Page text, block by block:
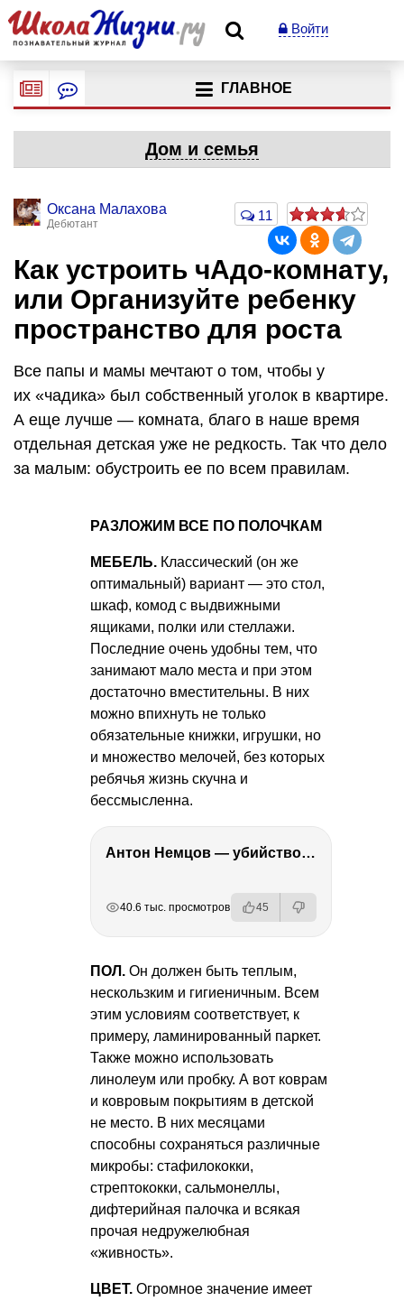
Войти
ГЛАВНОЕ
Дом и семья
Оксана Малахова
Дебютант
11
Как устроить чАдо-комнату,
или Организуйте ребенку
пространство для роста
Все папы и мамы мечтают о том, чтобы у
их «чадика» был собственный уголок в квартире.
А еще лучше — комната, благо в наше время
отдельная детская уже не редкость. Так что дело
за малым: обустроить ее по всем правилам.
РАЗЛОЖИМ ВСЕ ПО ПОЛОЧКАМ
МЕБЕЛЬ. Классический (он же
оптимальный) вариант — это стол,
шкаф, комод с выдвижными
ящиками, полки или стеллажи.
Последние очень удобны тем, что
занимают мало места и при этом
достаточно вместительны. В них
можно впихнуть не только
обязательные книжки, игрушки, но
и множество мелочей, без которых
ребячья жизнь скучна и
бессмысленна.
Антон Немцов — убийство Бориса Немцова, переезд в Дубай, семья и политика
40.6 тыс. просмотров 45
ПОЛ. Он должен быть теплым,
нескользким и гигиеничным. Всем
этим условиям соответствует, к
примеру, ламинированный паркет.
Также можно использовать
линолеум или пробку. А вот коврам
и ковровым покрытиям в детской
не место. В них месяцами
способны сохраняться различные
микробы: стафилококки,
стрептококки, сальмонеллы,
дифтерийная палочка и всякая
прочая недружелюбная
«живность».
ЦВЕТ. Огромное значение имеет